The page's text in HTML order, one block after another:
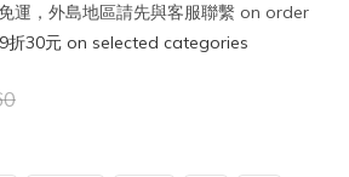
運，外島地區請先與客服聯繫 on order
折30元 on selected categories